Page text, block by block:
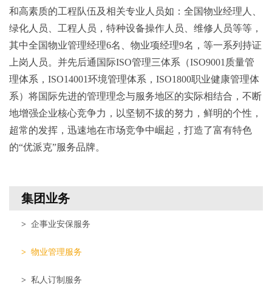
和高素质的工程队伍及相关专业人员如：全国物业经理人、
绿化人员、工程人员，特种设备操作人员、维修人员等等，
其中全国物业管理经理6名、物业项经理9名，等一系列持证
上岗人员。并先后通国际ISO管理三体系（ISO9001质量管
理体系，ISO14001环境管理体系，ISO1800职业健康管理体
系）将国际先进的管理理念与服务地区的实际相结合，不断
地增强企业核心竞争力，以坚韧不拔的努力，鲜明的个性，
超常的发挥，迅速地在市场竞争中崛起，打造了富有特色
的“优派克”服务品牌。
集团业务
> 企事业安保服务
> 物业管理服务
> 私人订制服务